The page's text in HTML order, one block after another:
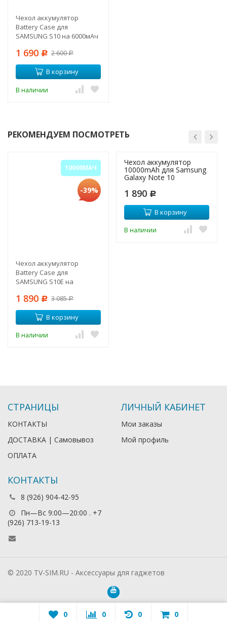
Чехол аккумулятор
Battery Case для
SAMSUNG S10 на 6000мАч
1 690 Р 2 600Р
В корзину
В наличии
РЕКОМЕНДУЕМ ПОСМОТРЕТЬ
10000МАЧ
-39%
Чехол аккумулятор
Battery Case для
SAMSUNG S10E на
1 890 Р 3 085Р
В корзину
В наличии
Чехол аккумулятор
10000mAh для Samsung
Galaxy Note 10
1 890 Р
В корзину
В наличии
СТРАНИЦЫ
КОНТАКТЫ
ДОСТАВКА | Самовывоз
ОПЛАТА
ЛИЧНЫЙ КАБИНЕТ
Мои заказы
Мой профиль
КОНТАКТЫ
8 (926) 904-42-95
Пн—Вс 9:00—20:00 . +7
(926) 713-19-13
© 2020 TV-SIM.RU - Аксессуары для гаджетов
0 0 0 0